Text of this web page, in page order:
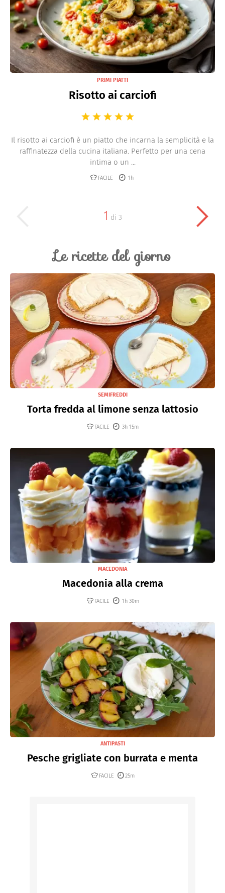
PRIMI PIATTI
Risotto ai carciofi
Il risotto ai carciofi è un piatto che incarna la semplicità e la
raffinatezza della cucina italiana. Perfetto per una cena
intima o un ...
FACILE 1h
1 di 3
Le ricette del giorno
SEMIFREDDI
Torta fredda al limone senza lattosio
FACILE 3h 15m
MACEDONIA
Macedonia alla crema
FACILE 1h 30m
ANTIPASTI
Pesche grigliate con burrata e menta
FACILE 25m